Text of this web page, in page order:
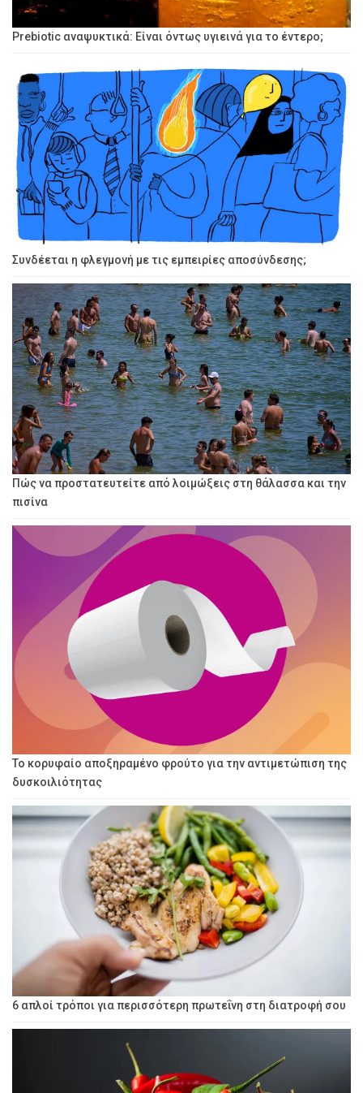
Prebiotic αναψυκτικά: Είναι όντως υγιεινά για το έντερο;
Συνδέεται η φλεγμονή με τις εμπειρίες αποσύνδεσης;
Πώς να προστατευτείτε από λοιμώξεις στη θάλασσα και την
πισίνα
Το κορυφαίο αποξηραμένο φρούτο για την αντιμετώπιση της
δυσκοιλιότητας
6 απλοί τρόποι για περισσότερη πρωτεΐνη στη διατροφή σου